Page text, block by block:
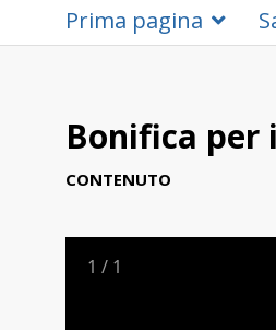
Prima pagina
Bonifica per
CONTENUTO
1 / 1